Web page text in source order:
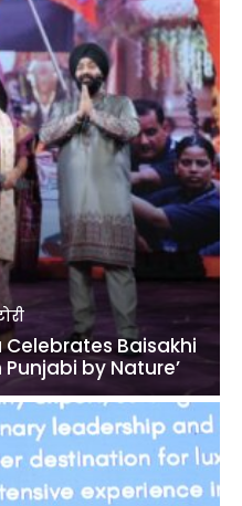
Celebrates Baisakhi
Punjabi by Nature’